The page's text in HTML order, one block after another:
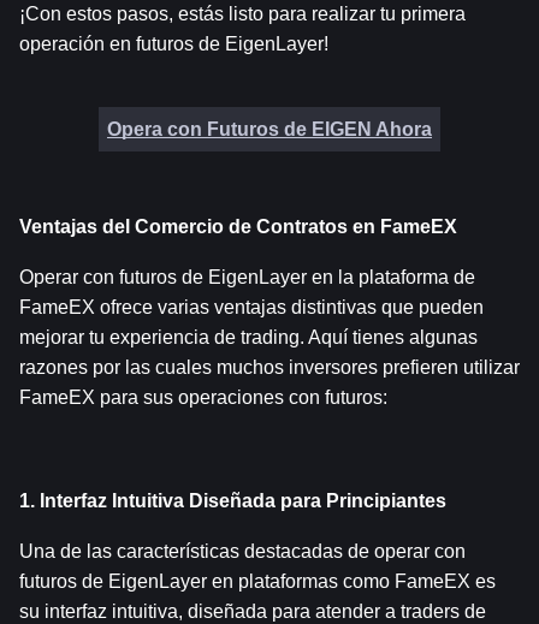
¡Con estos pasos, estás listo para realizar tu primera
operación en futuros de EigenLayer!
Opera con Futuros de EIGEN Ahora
Ventajas del Comercio de Contratos en FameEX
Operar con futuros de EigenLayer en la plataforma de
FameEX ofrece varias ventajas distintivas que pueden
mejorar tu experiencia de trading. Aquí tienes algunas
razones por las cuales muchos inversores prefieren utilizar
FameEX para sus operaciones con futuros:
1. Interfaz Intuitiva Diseñada para Principiantes
Una de las características destacadas de operar con
futuros de EigenLayer en plataformas como FameEX es
su interfaz intuitiva, diseñada para atender a traders de